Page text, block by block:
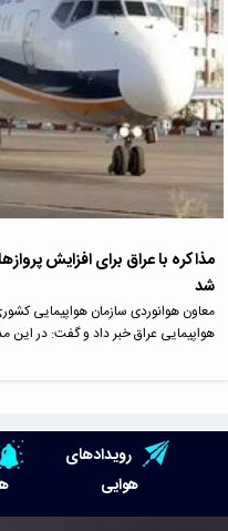
مذاکره با عراق برای افزایش
شد
معاون هوانوردی سازمان هواپیمایی
هواپیمایی عراق خبر داد و گفت: در این
رویدادهای
هوایی